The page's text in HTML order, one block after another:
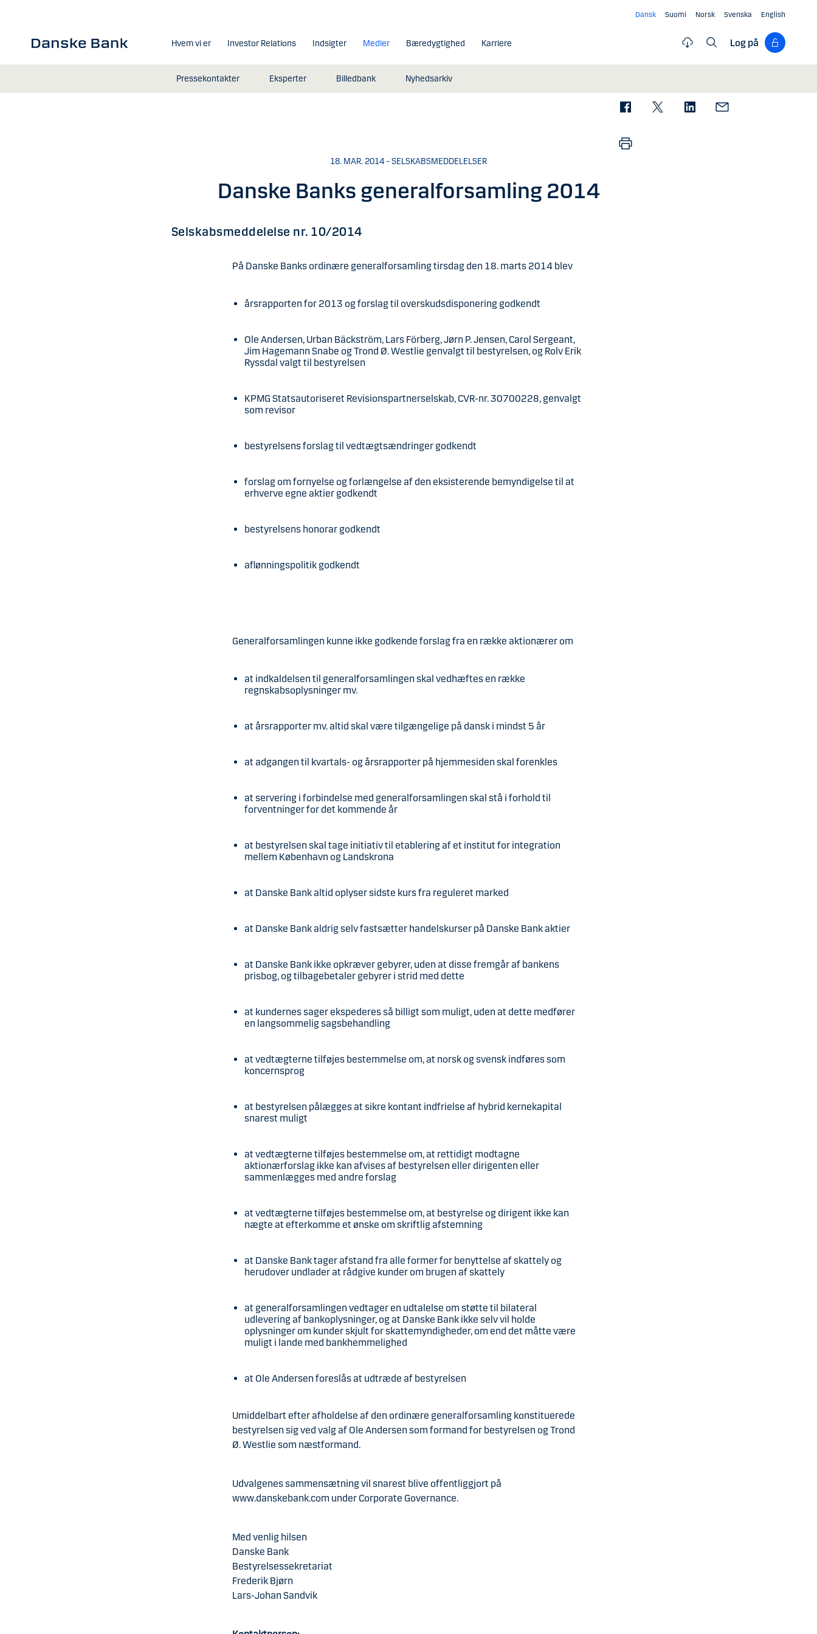
Dansk Suomi Norsk Svenska English
Hvem vi er Investor Relations Indsigter Medier
Pressekontakter Eksperter Billedbank Nyhedsarkiv
Bæredygtighed Karriere Log på
18. MAR. 2014 – SELSKABSMEDDELELSER
Danske Banks generalforsamling 2014
Selskabsmeddelelse nr. 10/2014
På Danske Banks ordinære generalforsamling tirsdag den 18. marts 2014 blev
årsrapporten for 2013 og forslag til overskudsdisponering godkendt
Ole Andersen, Urban Bäckström, Lars Förberg, Jørn P. Jensen, Carol Sergeant,
Jim Hagemann Snabe og Trond Ø. Westlie genvalgt til bestyrelsen, og Rolv Erik
Ryssdal valgt til bestyrelsen
KPMG Statsautoriseret Revisionspartnerselskab, CVR-nr. 30700228, genvalgt
som revisor
bestyrelsens forslag til vedtægtsændringer godkendt
forslag om fornyelse og forlængelse af den eksisterende bemyndigelse til at
erhverve egne aktier godkendt
bestyrelsens honorar godkendt
aflønningspolitik godkendt
Generalforsamlingen kunne ikke godkende forslag fra en række aktionærer om
at indkaldelsen til generalforsamlingen skal vedhæftes en række
regnskabsoplysninger mv.
at årsrapporter mv. altid skal være tilgængelige på dansk i mindst 5 år
at adgangen til kvartals- og årsrapporter på hjemmesiden skal forenkles
at servering i forbindelse med generalforsamlingen skal stå i forhold til
forventninger for det kommende år
at bestyrelsen skal tage initiativ til etablering af et institut for integration
mellem København og Landskrona
at Danske Bank altid oplyser sidste kurs fra reguleret marked
at Danske Bank aldrig selv fastsætter handelskurser på Danske Bank aktier
at Danske Bank ikke opkræver gebyrer, uden at disse fremgår af bankens
prisbog, og tilbagebetaler gebyrer i strid med dette
at kundernes sager ekspederes så billigt som muligt, uden at dette medfører
en langsommelig sagsbehandling
at vedtægterne tilføjes bestemmelse om, at norsk og svensk indføres som
koncernsprog
at bestyrelsen pålægges at sikre kontant indfrielse af hybrid kernekapital
snarest muligt
at vedtægterne tilføjes bestemmelse om, at rettidigt modtagne
aktionærforslag ikke kan afvises af bestyrelsen eller dirigenten eller
sammenlægges med andre forslag
at vedtægterne tilføjes bestemmelse om, at bestyrelse og dirigent ikke kan
nægte at efterkomme et ønske om skriftlig afstemning
at Danske Bank tager afstand fra alle former for benyttelse af skattely og
herudover undlader at rådgive kunder om brugen af skattely
at generalforsamlingen vedtager en udtalelse om støtte til bilateral
udlevering af bankoplysninger, og at Danske Bank ikke selv vil holde
oplysninger om kunder skjult for skattemyndigheder, om end det måtte være
muligt i lande med bankhemmelighed
at Ole Andersen foreslås at udtræde af bestyrelsen
Umiddelbart efter afholdelse af den ordinære generalforsamling konstituerede
bestyrelsen sig ved valg af Ole Andersen som formand for bestyrelsen og Trond
Ø. Westlie som næstformand.
Udvalgenes sammensætning vil snarest blive offentliggjort på
www.danskebank.com under Corporate Governance.
Med venlig hilsen
Danske Bank
Bestyrelsessekretariat
Frederik Bjørn
Lars-Johan Sandvik